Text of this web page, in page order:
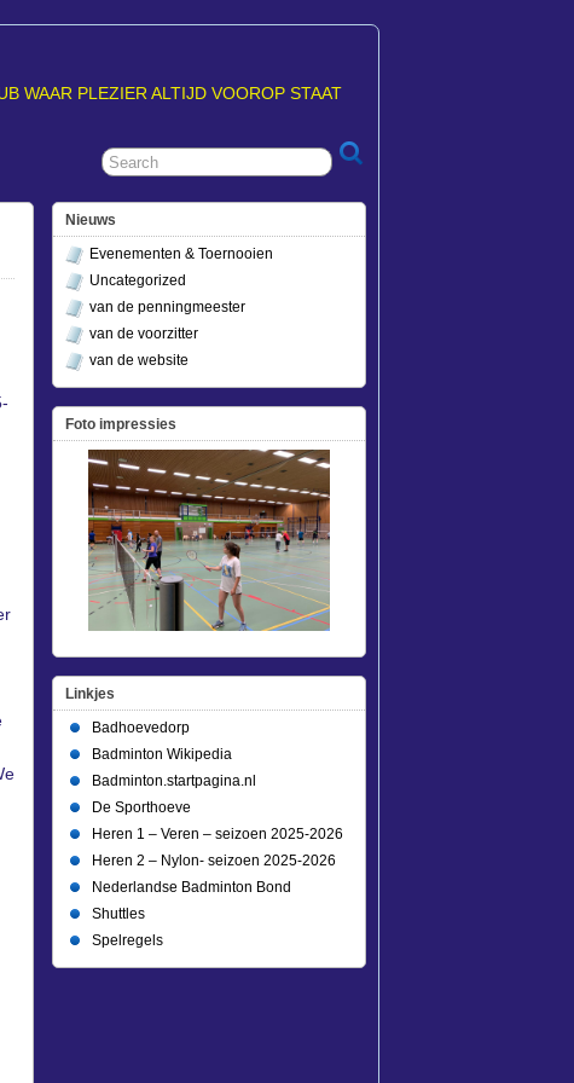
WAAR PLEZIER ALTIJD VOOROP STAAT
Nieuws
Evenementen & Toernooien
Uncategorized
van de penningmeester
van de voorzitter
van de website
Foto impressies
Linkjes
Badhoevedorp
Badminton Wikipedia
Badminton.startpagina.nl
De Sporthoeve
Heren 1 – Veren – seizoen 2025-2026
Heren 2 – Nylon- seizoen 2025-2026
Nederlandse Badminton Bond
Shuttles
Spelregels